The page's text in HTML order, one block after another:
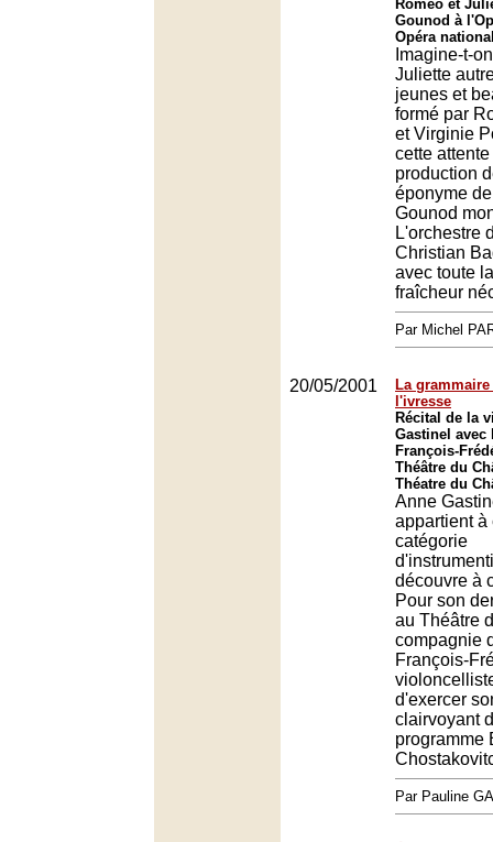
Roméo et
Gounod à
Opéra
Imagine-t-
Juliette
jeunes et
formé par
et Virginie
cette
production
éponyme
Gounod
L'orchestre
Christian
avec toute
fraîcheur
Par Michel
20/05/2001
La
l'ivresse
Récital de la
Gastinel avec
François-
Théâtre du
Théatre du
Anne
appartient à
catégorie
découvre à
Pour son
au Théâtre
compagnie
François-
d'exercer
clairvoyant
programme
Par Pauline